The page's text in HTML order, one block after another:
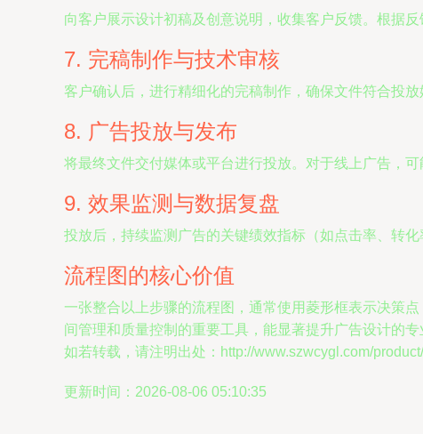
向客户展示设计初稿及创意说明，收集客户反馈。根据
7. 完稿制作与技术审核
客户确认后，进行精细化的完稿制作，确保文件符合投
8. 广告投放与发布
将最终文件交付媒体或平台进行投放。对于线上广告，
9. 效果监测与数据复盘
投放后，持续监测广告的关键绩效指标（如点击率、转
流程图的核心价值
一张整合以上步骤的流程图，通常使用菱形框表示决策
间管理和质量控制的重要工具，能显著提升广告设计的专
如若转载，请注明出处：http://www.szwcygl.com/
更新时间：2026-08-06 05:10:35